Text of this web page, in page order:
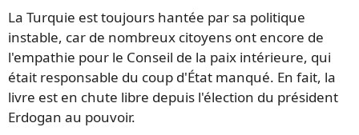
La Turquie est toujours hantée par sa politique
instable, car de nombreux citoyens ont encore de
l'empathie pour le Conseil de la paix intérieure, qui
était responsable du coup d'État manqué. En fait, la
livre est en chute libre depuis l'élection du président
Erdogan au pouvoir.